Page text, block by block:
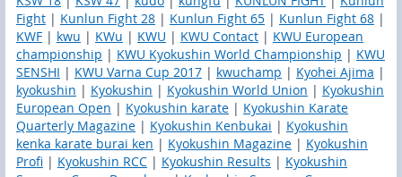
Fight | Kunlun Fight 28 | Kunlun Fight 65 | Kunlun Fight 68 |
KWF | kwu | KWu | KWU | KWU Contact | KWU European
championship | KWU Kyokushin World Championship | KWU
SENSHI | KWU Varna Cup 2017 | kwuchamp | Kyohei Ajima |
kyokushin | Kyokushin | Kyokushin World Union | Kyokushin
European Open | Kyokushin karate | Kyokushin Karate
Quarterly Magazine | Kyokushin Kenbukai | Kyokushin
kenka karate burai ken | Kyokushin Magazine | Kyokushin
Profi | Kyokushin RCC | Kyokushin Results | Kyokushin